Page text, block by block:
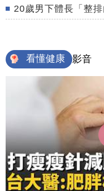
20歲男下體長「整
看懂健康 影音